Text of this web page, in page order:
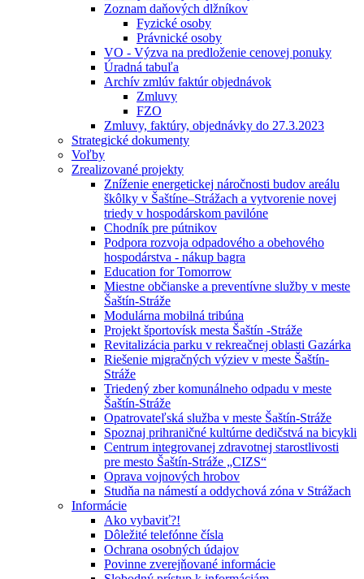
Zoznam daňových dlžníkov
Fyzické osoby
Právnické osoby
VO - Výzva na predloženie cenovej ponuky
Úradná tabuľa
Archív zmlúv faktúr objednávok
Zmluvy
FZO
Zmluvy, faktúry, objednávky do 27.3.2023
Strategické dokumenty
Voľby
Zrealizované projekty
Zníženie energetickej náročnosti budov areálu
škôlky v Šaštíne–Strážach a vytvorenie novej
triedy v hospodárskom pavilóne
Chodník pre pútnikov
Podpora rozvoja odpadového a obehového
hospodárstva - nákup bagra
Education for Tomorrow
Miestne občianske a preventívne služby v meste
Šaštín-Stráže
Modulárna mobilná tribúna
Projekt športovísk mesta Šaštín -Stráže
Revitalizácia parku v rekreačnej oblasti Gazárka
Riešenie migračných výziev v meste Šaštín-
Stráže
Triedený zber komunálneho odpadu v meste
Šaštín-Stráže
Opatrovateľská služba v meste Šaštín-Stráže
Spoznaj prihraničné kultúrne dedičstvá na bicykli
Centrum integrovanej zdravotnej starostlivosti
pre mesto Šaštín-Stráže „CIZS“
Oprava vojnových hrobov
Studňa na námestí a oddychová zóna v Strážach
Informácie
Ako vybaviť?!
Dôležité telefónne čísla
Ochrana osobných údajov
Povinne zverejňované informácie